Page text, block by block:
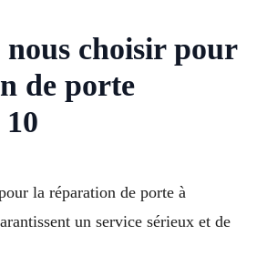
choisir pour
de porte
la réparation de porte à
un service sérieux et de